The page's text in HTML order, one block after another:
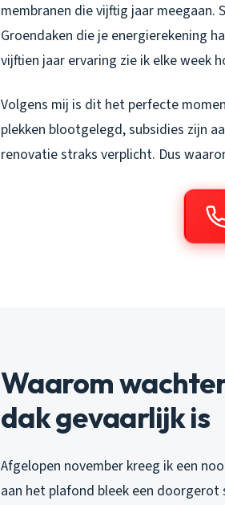
membranen die vijftig jaar
Groendaken die je energierekening
vijftien jaar ervaring zie ik elke week
Volgens mij is dit het perfecte
plekken blootgelegd, subsidies zijn
renovatie straks verplicht. Dus
Waarom
dak gevaarlijk is
Afgelopen november kreeg ik een
aan het plafond bleek een